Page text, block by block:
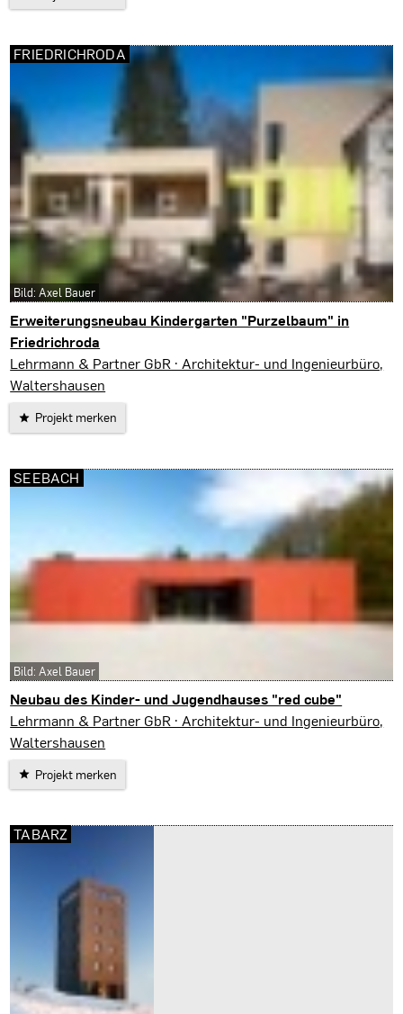
Erweiterungsneubau Kindergarten "Purzelbaum" in
Friedrichroda
Friedrichroda
Lehrmann & Partner GbR · Architektur- und Ingenieurbüro,
Waltershausen
Projekt merken
FRIEDRICHRODA
Bild: Axel Bauer
Neubau des Kinder- und Jugendhauses "red cube"
Seebach
Lehrmann & Partner GbR · Architektur- und Ingenieurbüro,
Waltershausen
Projekt merken
SEEBACH
Bild: Axel Bauer
TABARZ